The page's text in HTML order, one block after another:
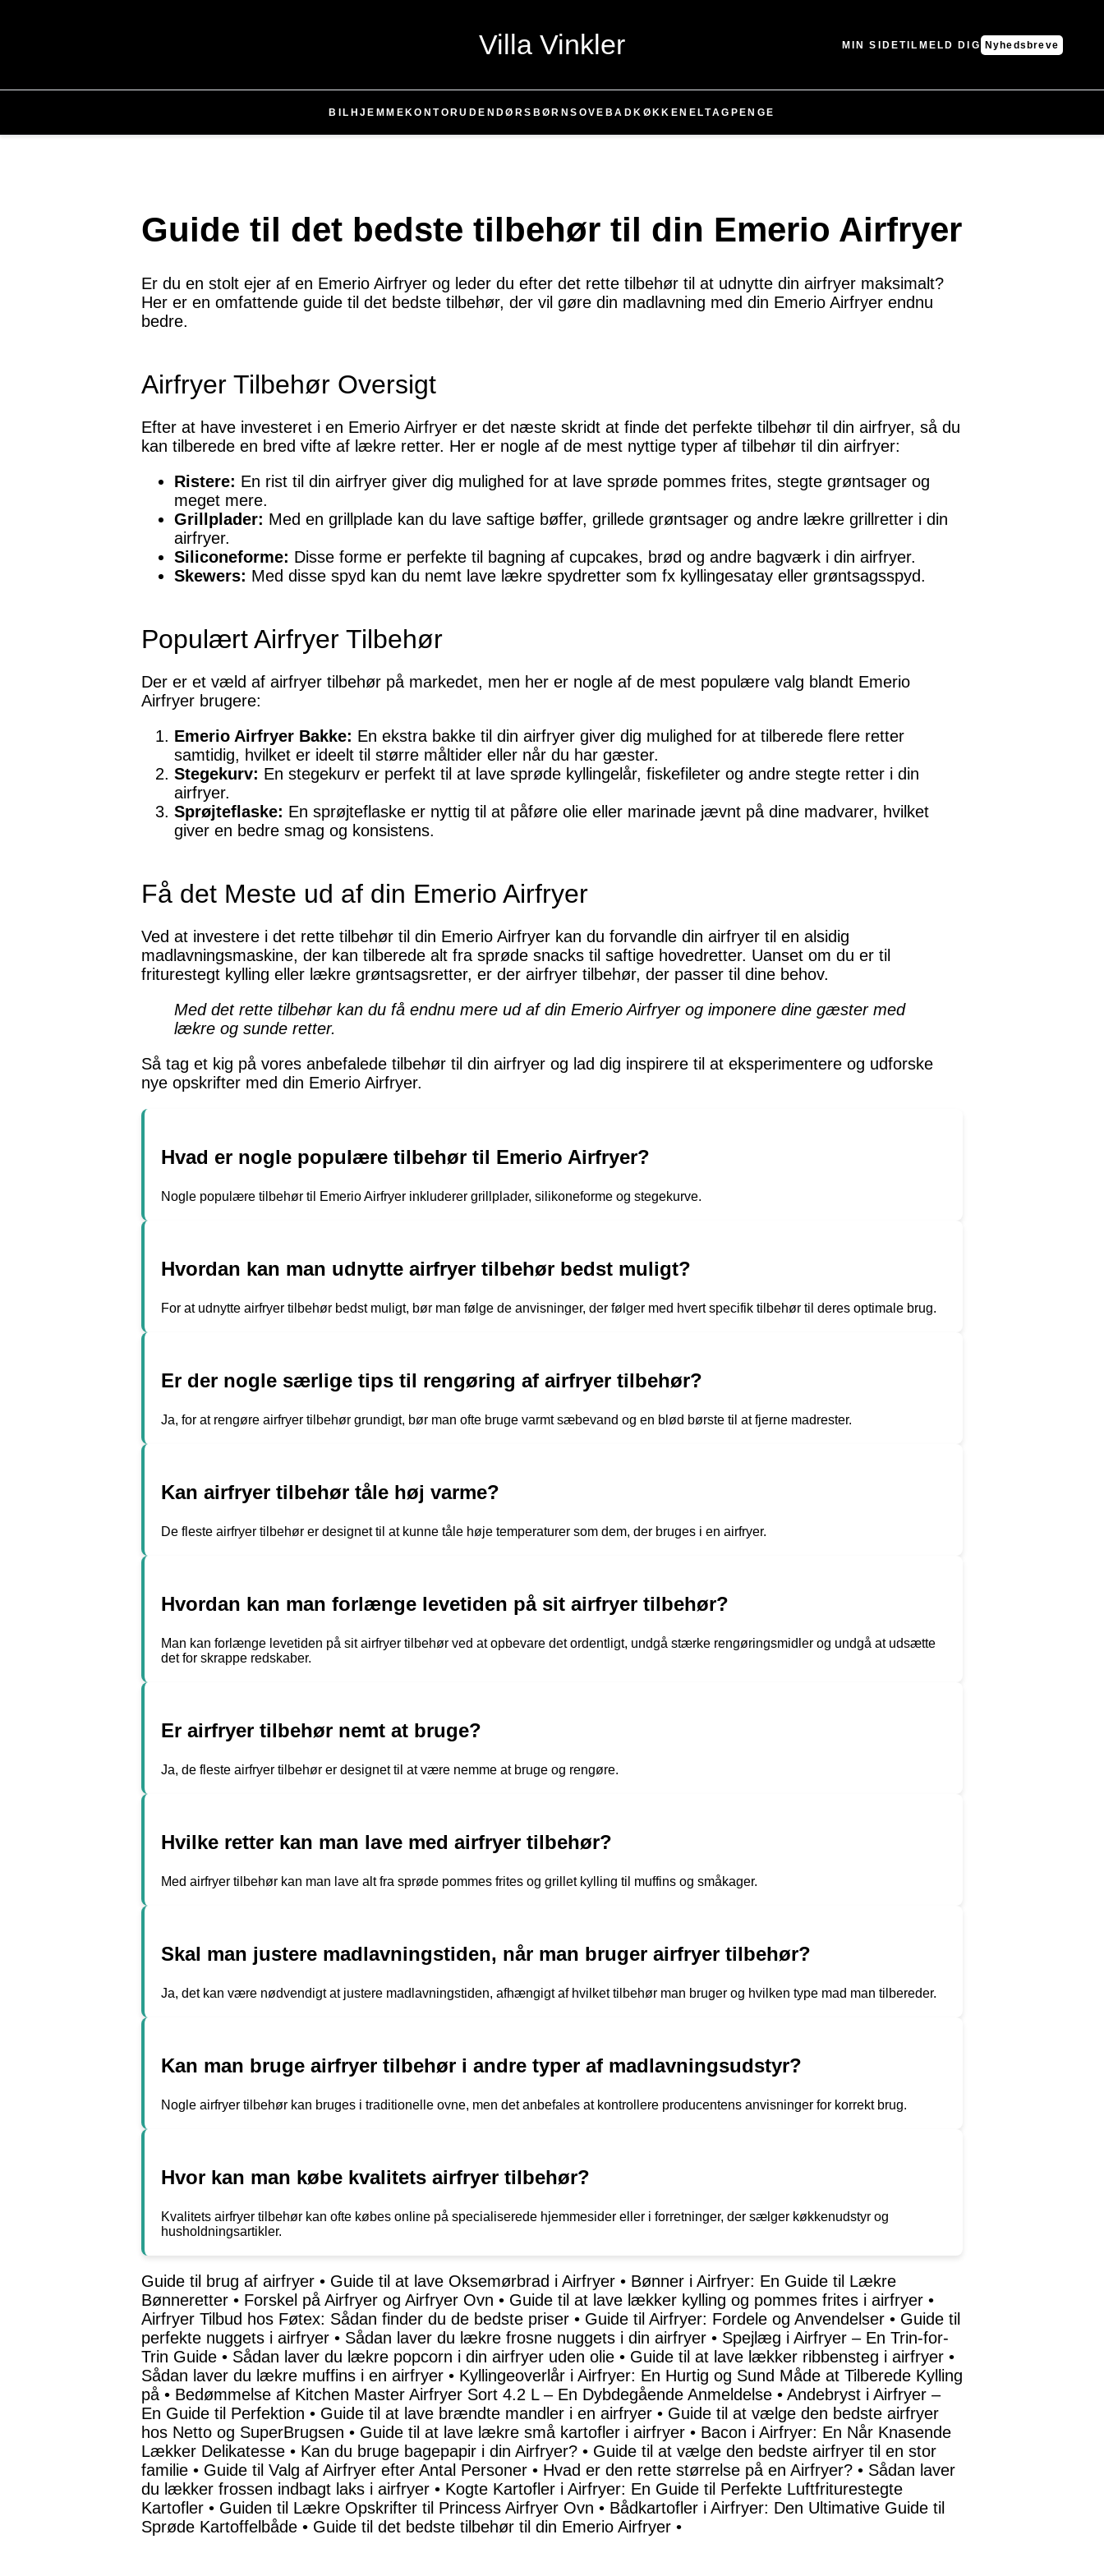
Villa Vinkler MIN SIDETILMELD DIG Nyhedsbreve
BIL HJEMMEKONTORUDENDØRS BØRNSOVE BAD KØKKEN ELTAG PENGE
Guide til det bedste tilbehør til din Emerio Airfryer
Er du en stolt ejer af en Emerio Airfryer og leder du efter det rette tilbehør til at udnytte din airfryer maksimalt?
Her er en omfattende guide til det bedste tilbehør, der vil gøre din madlavning med din Emerio Airfryer endnu
bedre.
Airfryer Tilbehør Oversigt
Efter at have investeret i en Emerio Airfryer er det næste skridt at finde det perfekte tilbehør til din airfryer, så du
kan tilberede en bred vifte af lækre retter. Her er nogle af de mest nyttige typer af tilbehør til din airfryer:
Ristere: En rist til din airfryer giver dig mulighed for at lave sprøde pommes frites, stegte grøntsager og
meget mere.
Grillplader: Med en grillplade kan du lave saftige bøffer, grillede grøntsager og andre lækre grillretter i din
airfryer.
Siliconeforme: Disse forme er perfekte til bagning af cupcakes, brød og andre bagværk i din airfryer.
Skewers: Med disse spyd kan du nemt lave lækre spydretter som fx kyllingesatay eller grøntsagsspyd.
Populært Airfryer Tilbehør
Der er et væld af airfryer tilbehør på markedet, men her er nogle af de mest populære valg blandt Emerio
Airfryer brugere:
Emerio Airfryer Bakke: En ekstra bakke til din airfryer giver dig mulighed for at tilberede flere retter
samtidig, hvilket er ideelt til større måltider eller når du har gæster.
Stegekurv: En stegekurv er perfekt til at lave sprøde kyllingelår, fiskefileter og andre stegte retter i din
airfryer.
Sprøjteflaske: En sprøjteflaske er nyttig til at påføre olie eller marinade jævnt på dine madvarer, hvilket
giver en bedre smag og konsistens.
Få det Meste ud af din Emerio Airfryer
Ved at investere i det rette tilbehør til din Emerio Airfryer kan du forvandle din airfryer til en alsidig
madlavningsmaskine, der kan tilberede alt fra sprøde snacks til saftige hovedretter. Uanset om du er til
friturestegt kylling eller lækre grøntsagsretter, er der airfryer tilbehør, der passer til dine behov.
Med det rette tilbehør kan du få endnu mere ud af din Emerio Airfryer og imponere dine gæster med
lækre og sunde retter.
Så tag et kig på vores anbefalede tilbehør til din airfryer og lad dig inspirere til at eksperimentere og udforske
nye opskrifter med din Emerio Airfryer.
Hvad er nogle populære tilbehør til Emerio Airfryer?
Nogle populære tilbehør til Emerio Airfryer inkluderer grillplader, silikoneforme og stegekurve.
Hvordan kan man udnytte airfryer tilbehør bedst muligt?
For at udnytte airfryer tilbehør bedst muligt, bør man følge de anvisninger, der følger med hvert specifik tilbehør til deres optimale brug.
Er der nogle særlige tips til rengøring af airfryer tilbehør?
Ja, for at rengøre airfryer tilbehør grundigt, bør man ofte bruge varmt sæbevand og en blød børste til at fjerne madrester.
Kan airfryer tilbehør tåle høj varme?
De fleste airfryer tilbehør er designet til at kunne tåle høje temperaturer som dem, der bruges i en airfryer.
Hvordan kan man forlænge levetiden på sit airfryer tilbehør?
Man kan forlænge levetiden på sit airfryer tilbehør ved at opbevare det ordentligt, undgå stærke rengøringsmidler og undgå at udsætte
det for skrappe redskaber.
Er airfryer tilbehør nemt at bruge?
Ja, de fleste airfryer tilbehør er designet til at være nemme at bruge og rengøre.
Hvilke retter kan man lave med airfryer tilbehør?
Med airfryer tilbehør kan man lave alt fra sprøde pommes frites og grillet kylling til muffins og småkager.
Skal man justere madlavningstiden, når man bruger airfryer tilbehør?
Ja, det kan være nødvendigt at justere madlavningstiden, afhængigt af hvilket tilbehør man bruger og hvilken type mad man tilbereder.
Kan man bruge airfryer tilbehør i andre typer af madlavningsudstyr?
Nogle airfryer tilbehør kan bruges i traditionelle ovne, men det anbefales at kontrollere producentens anvisninger for korrekt brug.
Hvor kan man købe kvalitets airfryer tilbehør?
Kvalitets airfryer tilbehør kan ofte købes online på specialiserede hjemmesider eller i forretninger, der sælger køkkenudstyr og
husholdningsartikler.
Guide til brug af airfryer • Guide til at lave Oksemørbrad i Airfryer • Bønner i Airfryer: En Guide til Lækre
Bønneretter • Forskel på Airfryer og Airfryer Ovn • Guide til at lave lækker kylling og pommes frites i airfryer •
Airfryer Tilbud hos Føtex: Sådan finder du de bedste priser • Guide til Airfryer: Fordele og Anvendelser • Guide til
perfekte nuggets i airfryer • Sådan laver du lækre frosne nuggets i din airfryer • Spejlæg i Airfryer – En Trin-for-
Trin Guide • Sådan laver du lækre popcorn i din airfryer uden olie • Guide til at lave lækker ribbensteg i airfryer •
Sådan laver du lækre muffins i en airfryer • Kyllingeoverlår i Airfryer: En Hurtig og Sund Måde at Tilberede Kylling
på • Bedømmelse af Kitchen Master Airfryer Sort 4.2 L – En Dybdegående Anmeldelse • Andebryst i Airfryer –
En Guide til Perfektion • Guide til at lave brændte mandler i en airfryer • Guide til at vælge den bedste airfryer
hos Netto og SuperBrugsen • Guide til at lave lækre små kartofler i airfryer • Bacon i Airfryer: En Når Knasende
Lækker Delikatesse • Kan du bruge bagepapir i din Airfryer? • Guide til at vælge den bedste airfryer til en stor
familie • Guide til Valg af Airfryer efter Antal Personer • Hvad er den rette størrelse på en Airfryer? • Sådan laver
du lækker frossen indbagt laks i airfryer • Kogte Kartofler i Airfryer: En Guide til Perfekte Luftfriturestegte
Kartofler • Guiden til Lækre Opskrifter til Princess Airfryer Ovn • Bådkartofler i Airfryer: Den Ultimative Guide til
Sprøde Kartoffelbåde • Guide til det bedste tilbehør til din Emerio Airfryer •